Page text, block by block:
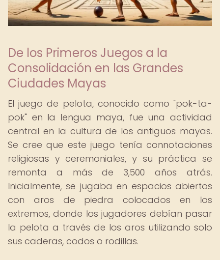
De los Primeros Juegos a la
Consolidación en las Grandes
Ciudades Mayas
El juego de pelota, conocido como "pok-ta-
pok" en la lengua maya, fue una actividad
central en la cultura de los antiguos mayas.
Se cree que este juego tenía connotaciones
religiosas y ceremoniales, y su práctica se
remonta a más de 3,500 años atrás.
Inicialmente, se jugaba en espacios abiertos
con aros de piedra colocados en los
extremos, donde los jugadores debían pasar
la pelota a través de los aros utilizando solo
sus caderas, codos o rodillas.